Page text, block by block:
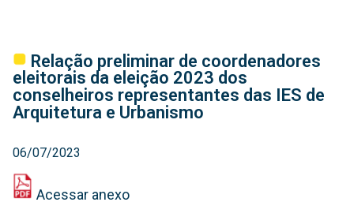
‎Relação preliminar de coordenadores
eleitorais da eleição 2023 dos
conselheiros representantes das IES de
Arquitetura e Urbanismo
06/07/2023
Acessar anexo